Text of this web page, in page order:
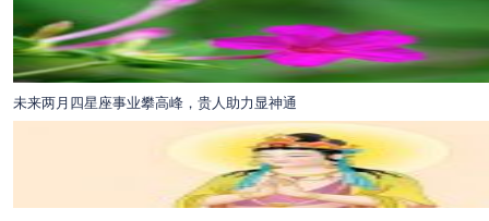
未来两月四星座事业攀高峰，贵人助力显神通